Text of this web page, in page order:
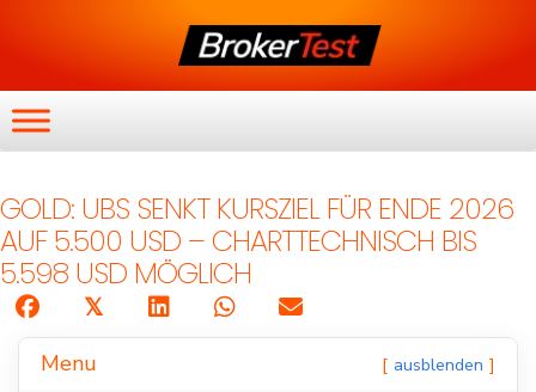
GOLD: UBS SENKT KURSZIEL FÜR ENDE 2026
AUF 5.500 USD – CHARTTECHNISCH BIS
5.598 USD MÖGLICH
𝕏
Menu ausblenden